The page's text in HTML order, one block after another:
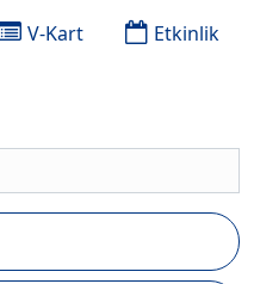
V-Kart Etkinlik